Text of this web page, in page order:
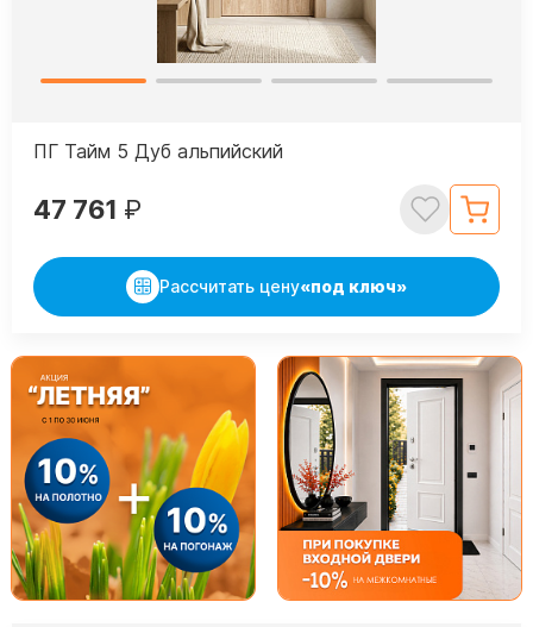
ПГ Тайм 5 Дуб альпийский
47 761 ₽
Рассчитать цену«под ключ»